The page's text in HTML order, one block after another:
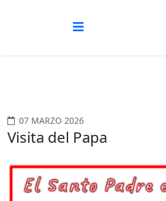
07 MARZO 2026
Visita del Papa